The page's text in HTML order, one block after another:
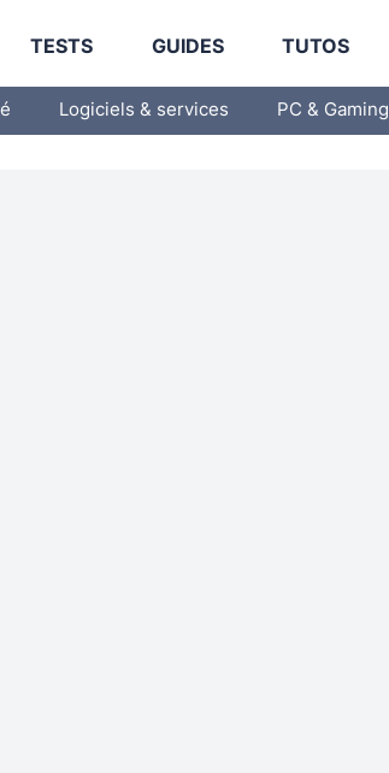
TESTS GUIDES TUTOS
Logiciels & services PC & Gaming